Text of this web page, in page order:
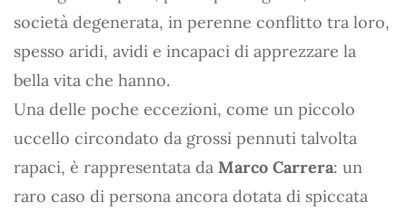
società degenerata, in perenne conflitto tra loro,
spesso aridi, avidi e incapaci di apprezzare la
bella vita che hanno.
Una delle poche eccezioni, come un piccolo
uccello circondato da grossi pennuti talvolta
rapaci, è rappresentata da Marco Carrera: un
raro caso di persona ancora dotata di spiccata